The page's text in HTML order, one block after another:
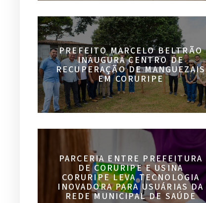
PREFEITO MARCELO BELTRÃO
INAUGURA CENTRO DE
RECUPERAÇÃO DE MANGUEZAIS
EM CORURIPE
PARCERIA ENTRE PREFEITURA
DE CORURIPE E USINA
CORURIPE LEVA TECNOLOGIA
INOVADORA PARA USUÁRIAS DA
REDE MUNICIPAL DE SAÚDE